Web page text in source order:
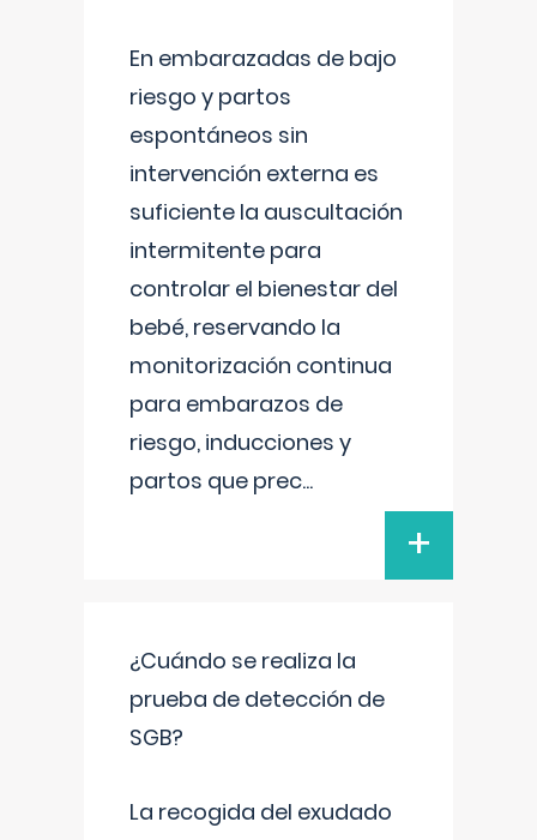
En embarazadas de bajo
riesgo y partos
espontáneos sin
intervención externa es
suficiente la auscultación
intermitente para
controlar el bienestar del
bebé, reservando la
monitorización continua
para embarazos de
riesgo, inducciones y
partos que prec...
+
¿Cuándo se realiza la
prueba de detección de
SGB?
La recogida del exudado